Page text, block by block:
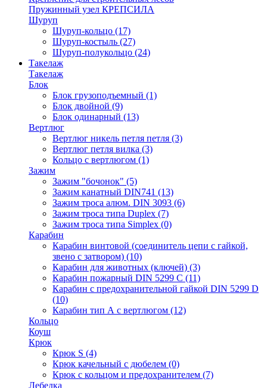
Пружинный узел КРЕПСИЛА
Шуруп
Шуруп-кольцо (17)
Шуруп-костыль (27)
Шуруп-полукольцо (24)
Такелаж
Такелаж
Блок
Блок грузоподъемный (1)
Блок двойной (9)
Блок одинарный (13)
Вертлюг
Вертлюг никель петля петля (3)
Вертлюг петля вилка (3)
Кольцо с вертлюгом (1)
Зажим
Зажим "бочонок" (5)
Зажим канатный DIN741 (13)
Зажим троса алюм. DIN 3093 (6)
Зажим троса типа Duplex (7)
Зажим троса типа Simplex (0)
Карабин
Карабин винтовой (соединитель цепи с гайкой,
звено с затвором) (10)
Карабин для животных (ключей) (3)
Карабин пожарный DIN 5299 C (11)
Карабин с предохранительной гайкой DIN 5299 D
(10)
Карабин тип А с вертлюгом (12)
Кольцо
Коуш
Крюк
Крюк S (4)
Крюк качельный с дюбелем (0)
Крюк с кольцом и предохранителем (7)
Лебедка